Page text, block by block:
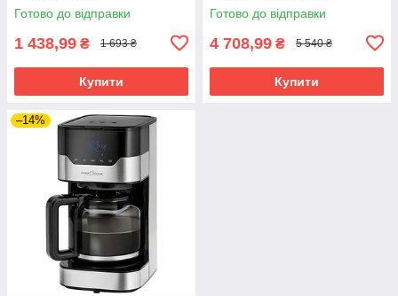
Готово до відправки
1 438,99 ₴ 1 693 ₴
Купити
Готово до відправки
4 708,99 ₴ 5 540 ₴
Купити
–14%